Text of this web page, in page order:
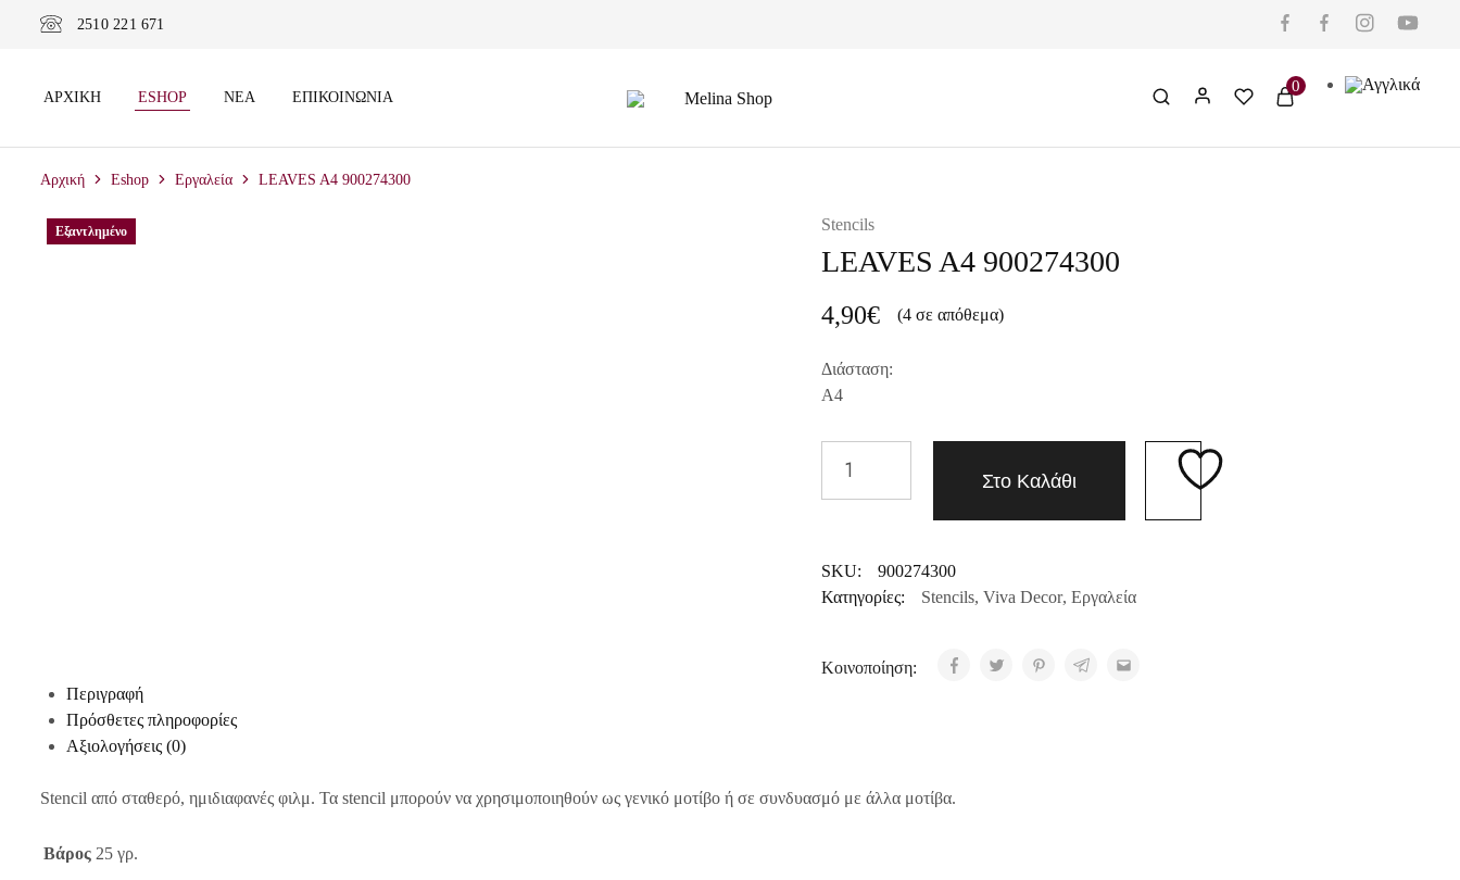
2510 221 671
ΑΡΧΙΚΉ ESHOP ΝΈΑ ΕΠΙΚΟΙΝΩΝΊΑ
Melina
0
Αρχική Eshop Εργαλεία LEAVES A4 900274300
Stencils
LEAVES A4 900274300
4,90€ (4 σε απόθεμα)
Διάσταση:
Α4
Στο Καλάθι
SKU:
900274300
Κατηγορίες:
Stencils, Viva Decor, Εργαλεία
Κοινοποίηση:
Περιγραφή
Πρόσθετες πληροφορίες
Αξιολογήσεις (0)
Stencil από σταθερό, ημιδιαφανές φιλμ. Τα stencil μπορούν να χρησιμοποιηθούν ως γενικό μοτίβο ή σε συνδυασμό με άλλα μοτίβα.
Βάρος 25 γρ.
Εξαντλημένο